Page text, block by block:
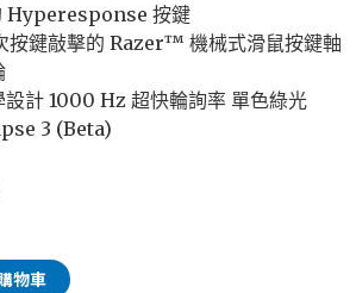
Hyperesponse 按鍵
鍵敲擊的 Razer™ 機械式滑鼠按鍵軸
計 1000 Hz 超快輪詢率 單色綠光
3 (Beta)
物車